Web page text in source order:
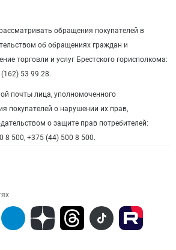
обращения покупателей в
об обращениях граждан и
торговли и услуг Брестского горисполкома:
53 99 28.
почты лица, уполномоченного
покупателей о нарушении их прав,
о защите прав потребителей:
8 500, +375 (44) 500 8 500.